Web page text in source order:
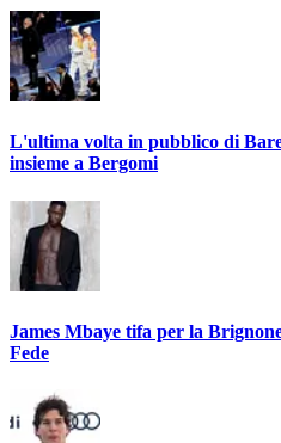
L'ultima volta in pubblico di
insieme a Bergomi
James Mbaye tifa per la
Fede